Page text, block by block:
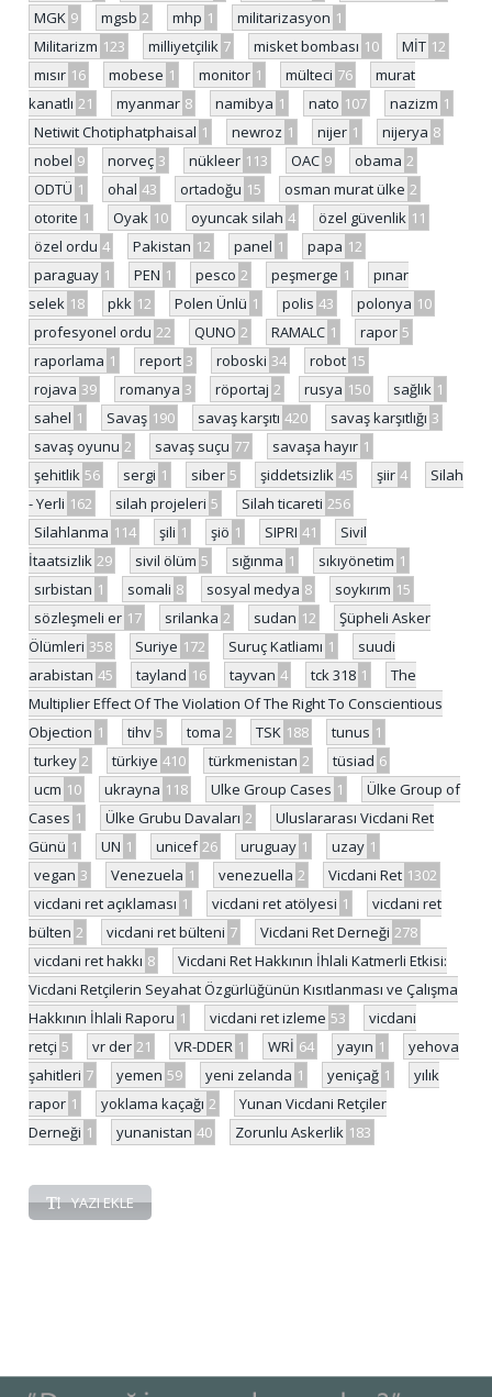
MGK 9 mgsb 2 mhp 1 militarizasyon 1
Militarizm 123 milliyetçilik 7 misket bombası 10 MİT 12
mısır 16 mobese 1 monitor 1 mülteci 76
murat
kanatlı 21 myanmar 8 namibya 1 nato 107 nazizm 1
Netiwit Chotiphatphaisal 1 newroz 1 nijer 1 nijerya 8
nobel 9 norveç 3 nükleer 113 OAC 9 obama 2
ODTÜ 1 ohal 43 ortadoğu 15 osman murat ülke 2
otorite 1 Oyak 10 oyuncak silah 4 özel güvenlik 11
özel ordu 4 Pakistan 12 panel 1 papa 12
paraguay 1 PEN 1 pesco 2 peşmerge 1
pınar
selek 18 pkk 12 Polen Ünlü 1 polis 43 polonya 10
profesyonel ordu 22 QUNO 2 RAMALC 1 rapor 5
raporlama 1 report 3 roboski 34 robot 15
rojava 39 romanya 3 röportaj 2 rusya 150 sağlık 1
sahel 1 Savaş 190 savaş karşıtı 420 savaş karşıtlığı 3
savaş oyunu 2 savaş suçu 77 savaşa hayır 1
şehitlik 56 sergi 1 siber 5 şiddetsizlik 45 şiir 4
Silah
- Yerli 162 silah projeleri 5 Silah ticareti 256
Silahlanma 114 şili 1 şiö 1 SIPRI 41
Sivil
İtaatsizlik 29 sivil ölüm 5 sığınma 1 sıkıyönetim 1
sırbistan 1 somali 8 sosyal medya 8 soykırım 15
sözleşmeli er 17 srilanka 2 sudan 12
Şüpheli Asker
Ölümleri 358 Suriye 172 Suruç Katliamı 1
suudi
arabistan 45 tayland 16 tayvan 4 tck 318 1
The
Multiplier Effect Of The Violation Of The Right To Conscientious
Objection 1 tihv 5 toma 2 TSK 188 tunus 1
turkey 2 türkiye 410 türkmenistan 2 tüsiad 6
ucm 10 ukrayna 118 Ulke Group Cases 1
Ülke Group of
Cases 1 Ülke Grubu Davaları 2
Uluslararası Vicdani Ret
Günü 1 UN 1 unicef 26 uruguay 1 uzay 1
vegan 3 Venezuela 1 venezuella 2 Vicdani Ret 1302
vicdani ret açıklaması 1 vicdani ret atölyesi 1
vicdani ret
bülten 2 vicdani ret bülteni 7 Vicdani Ret Derneği 278
vicdani ret hakkı 8
Vicdani Ret Hakkının İhlali Katmerli Etkisi:
Vicdani Retçilerin Seyahat Özgürlüğünün Kısıtlanması ve Çalışma
Hakkının İhlali Raporu 1 vicdani ret izleme 53
vicdani
retçi 5 vr der 21 VR-DDER 1 WRİ 64 yayın 1
yehova
şahitleri 7 yemen 59 yeni zelanda 1 yeniçağ 1
yılık
rapor 1 yoklama kaçağı 2
Yunan Vicdani Retçiler
Derneği 1 yunanistan 40 Zorunlu Askerlik 183
YAZI EKLE